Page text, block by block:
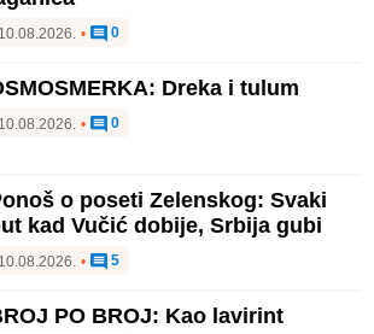
10.08.2026. • 0
Dreka i tulum
10.08.2026. • 0
o poseti Zelenskog: Svaki
kad Vučić dobije, Srbija gubi
10.08.2026. • 5
PO BROJ: Kao lavirint